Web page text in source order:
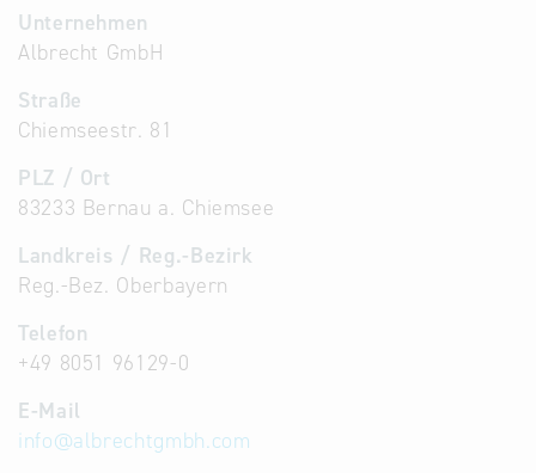
Unternehmen
Albrecht GmbH
Straße
Chiemseestr. 81
PLZ / Ort
83233 Bernau a. Chiemsee
Landkreis / Reg.-Bezirk
Reg.-Bez. Oberbayern
Telefon
+49 8051 96129-0
E-Mail
info@albrechtgmbh.com